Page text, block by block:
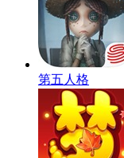
第五人格